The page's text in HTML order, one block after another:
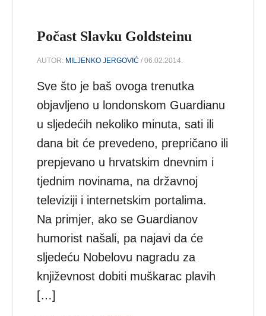
Počast Slavku Goldsteinu
AUTOR: MILJENKO JERGOVIĆ / 06.02.2014.
Sve što je baš ovoga trenutka
objavljeno u londonskom Guardianu
u sljedećih nekoliko minuta, sati ili
dana bit će prevedeno, prepričano ili
prepjevano u hrvatskim dnevnim i
tjednim novinama, na državnoj
televiziji i internetskim portalima.
Na primjer, ako se Guardianov
humorist našali, pa najavi da će
sljedeću Nobelovu nagradu za
književnost dobiti muškarac plavih
[…]